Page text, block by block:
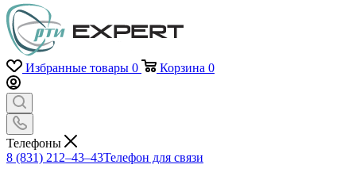
Избранные товары 0 Корзина 0
Телефоны
8 (831) 212–43–43Телефон для связи